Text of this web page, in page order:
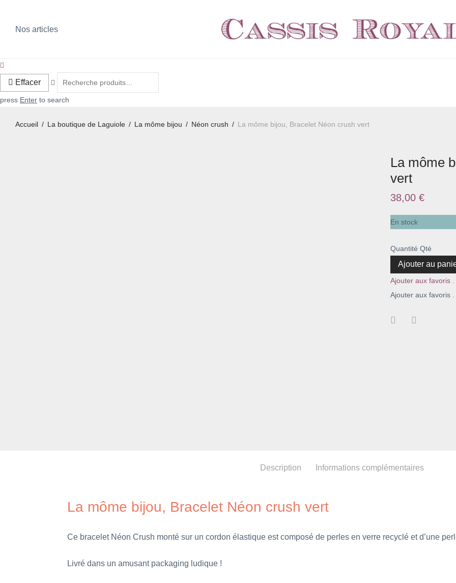
Nos articles
Effacer
press Enter to search
Accueil / La boutique de Laguiole / La môme bijou / Néon crush / La môme bijou, Bracelet Néon crush vert
La môme
vert
38,00 €
En stock
Quantité Qté
Ajouter au
Ajouter aux favoris .
Ajouter aux favoris .
Description Informations complémentaires
La môme bijou, Bracelet Néon crush vert
Ce bracelet Néon Crush monté sur un cordon élastique est composé de perles en verre recyclé et d’une
Livré dans un amusant packaging ludique !